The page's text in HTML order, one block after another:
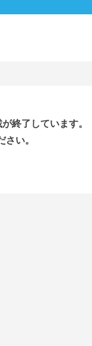
終了しています。
い。